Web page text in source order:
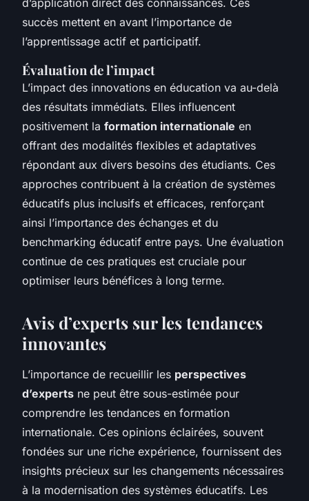
succès mettent en avant l’importance de
l’apprentissage actif et participatif.
Évaluation de l’impact
L’impact des innovations en éducation va au-delà
des résultats immédiats. Elles influencent
positivement la formation internationale en
offrant des modalités flexibles et adaptatives
répondant aux divers besoins des étudiants. Ces
approches contribuent à la création de systèmes
éducatifs plus inclusifs et efficaces, renforçant
ainsi l’importance des échanges et du
benchmarking éducatif entre pays. Une évaluation
continue de ces pratiques est cruciale pour
optimiser leurs bénéfices à long terme.
Avis d’experts sur les tendances
innovantes
L’importance de recueillir les perspectives
d’experts ne peut être sous-estimée pour
comprendre les tendances en formation
internationale. Ces opinions éclairées, souvent
fondées sur une riche expérience, fournissent des
insights précieux sur les changements nécessaires
à la modernisation des systèmes éducatifs. Les